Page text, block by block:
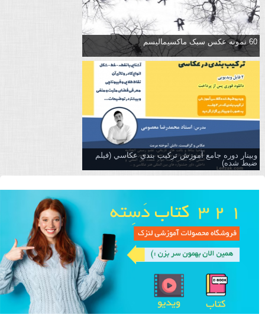
60 نمونه عکس سبک ماکسیمالیسم
وبینار دوره جامع آموزش تركيب بندي عكاسي (فیلم
ضبط شده)